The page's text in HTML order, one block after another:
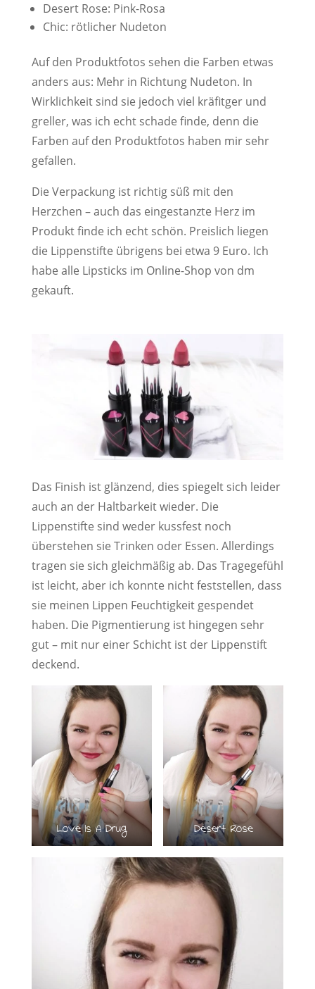
Desert Rose: Pink-Rosa
Chic: rötlicher Nudeton
Auf den Produktfotos sehen die Farben etwas
anders aus: Mehr in Richtung Nudeton. In
Wirklichkeit sind sie jedoch viel kräfitger und
greller, was ich echt schade finde, denn die
Farben auf den Produktfotos haben mir sehr
gefallen.
Die Verpackung ist richtig süß mit den
Herzchen – auch das eingestanzte Herz im
Produkt finde ich echt schön. Preislich liegen
die Lippenstifte übrigens bei etwa 9 Euro. Ich
habe alle Lipsticks im Online-Shop von dm
gekauft.
Das Finish ist glänzend, dies spiegelt sich leider
auch an der Haltbarkeit wieder. Die
Lippenstifte sind weder kussfest noch
überstehen sie Trinken oder Essen. Allerdings
tragen sie sich gleichmäßig ab. Das Tragegefühl
ist leicht, aber ich konnte nicht feststellen, dass
sie meinen Lippen Feuchtigkeit gespendet
haben. Die Pigmentierung ist hingegen sehr
gut – mit nur einer Schicht ist der Lippenstift
deckend.
Love Is A Drug Desert Rose